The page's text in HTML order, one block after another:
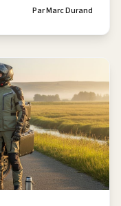
ParMarc Durand